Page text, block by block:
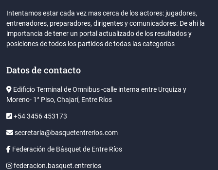
Intentamos estar cada vez mas cerca de los actores: jugadores,
entrenadores, preparadores, dirigentes y comunicadores. De ahi la
importancia de tener un portal actualizado de los resultados y
posiciones de todos los partidos de todas las categorías
Datos de contacto
Edificio Terminal de Omnibus -calle interna entre Urquiza y
Moreno- 1° Piso, Chajarí, Entre Ríos
+54 3456 453173
secretaria@basquetentrerios.com
Federación de Básquet de Entre Ríos
federacion.basquet.entrerios